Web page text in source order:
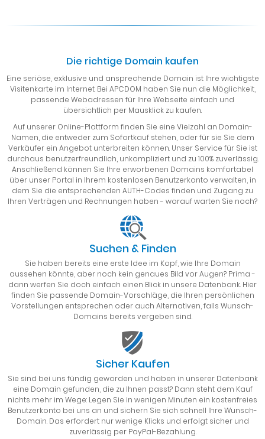
Die richtige Domain kaufen
Eine seriöse, exklusive und ansprechende Domain ist Ihre wichtigste
Visitenkarte im Internet. Bei APCDOM haben Sie nun die Möglichkeit,
passende Webadressen für Ihre Webseite einfach und
übersichtlich per Mausklick zu kaufen.
Auf unserer Online-Plattform finden Sie eine Vielzahl an Domain-
Namen, die entweder zum Sofortkauf stehen, oder für sie Sie dem
Verkäufer ein Angebot unterbreiten können. Unser Service für Sie ist
durchaus benutzerfreundlich, unkompliziert und zu 100% zuverlässig.
Anschließend können Sie Ihre erworbenen Domains komfortabel
über unser Portal in Ihrem kostenlosen Benutzerkonto verwalten, in
dem Sie die entsprechenden AUTH-Codes finden und Zugang zu
Ihren Verträgen und Rechnungen haben - worauf warten Sie noch?
Suchen & Finden
Sie haben bereits eine erste Idee im Kopf, wie Ihre Domain
aussehen könnte, aber noch kein genaues Bild vor Augen? Prima -
dann werfen Sie doch einfach einen Blick in unsere Datenbank. Hier
finden Sie passende Domain-Vorschläge, die Ihren persönlichen
Vorstellungen entsprechen oder auch Alternativen, falls Wunsch-
Domains bereits vergeben sind.
Sicher Kaufen
Sie sind bei uns fündig geworden und haben in unserer Datenbank
eine Domain gefunden, die zu Ihnen passt? Dann steht dem Kauf
nichts mehr im Wege: Legen Sie in wenigen Minuten ein kostenfreies
Benutzerkonto bei uns an und sichern Sie sich schnell Ihre Wunsch-
Domain. Das erfordert nur wenige Klicks und erfolgt sicher und
zuverlässig per PayPal-Bezahlung.